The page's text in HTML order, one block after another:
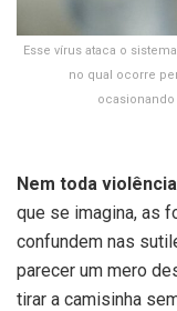
Esse vírus ataca o
no qual ocorre
Nem toda
que se imagina, as
confundem nas
parecer um mero
tirar a camisinha